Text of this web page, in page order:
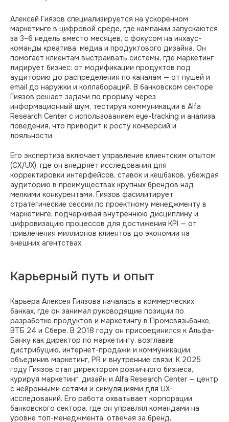
Алексей Гиязов специализируется на ускоренном
маркетинге в цифровой среде, где кампании запускаются
за 3–6 недель вместо месяцев, с фокусом на инхаус-
команды креатива, медиа и продуктового дизайна. Он
помогает клиентам выстраивать системы, где маркетинг
лидирует бизнес: от модификации продуктов под
аудиторию до распределения по каналам — от пушей и
email до наружки и коллабораций. В банковском секторе
Гиязов решает задачи по прорыву через
информационный шум, тестируя коммуникации в Alfa
Research Center с использованием eye-tracking и анализа
поведения, что приводит к росту конверсий и
лояльности.
Его экспертиза включает управление клиентским опытом
(CX/UX), где он внедряет исследования для
корректировки интерфейсов, ставок и кешбэков, убеждая
аудиторию в преимуществах крупных брендов над
мелкими конкурентами. Гиязов фасилитирует
стратегические сессии по проектному менеджменту в
маркетинге, подчеркивая внутреннюю дисциплину и
цифровизацию процессов для достижения KPI — от
привлечения миллионов клиентов до экономии на
внешних агентствах.​
Карьерный путь и опыт
Карьера Алексея Гиязова началась в коммерческих
банках, где он занимал руководящие позиции по
разработке продуктов и маркетингу в Промсвязьбанке,
ВТБ 24 и Сбере. В 2018 году он присоединился к Альфа-
Банку как директор по маркетингу, возглавив
дистрибуцию, интернет-продажи и коммуникации,
объединив маркетинг, PR и внутренние связи. К 2025
году Гиязов стал директором розничного бизнеса,
курируя маркетинг, дизайн и Alfa Research Center — центр
с нейронными сетями и симуляциями для UX-
исследований. Его работа охватывает корпорации
банковского сектора, где он управлял командами на
уровне топ-менеджмента, отвечая за бренд,